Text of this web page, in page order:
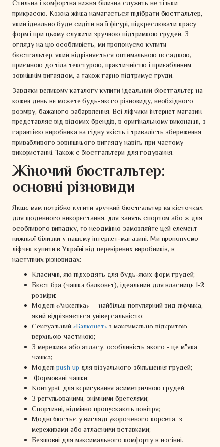
Стильна і комфортна нижня білизна служить не тільки
прикрасою. Кожна жінка намагається підібрати бюстгальтер,
який ідеально буде сидіти на її фігурі, підкреслювати красу
форм і при цьому служити зручною підтримкою грудей. З
огляду на цю особливість, ми пропонуємо купити
бюстгальтер, який відрізняється оптимальною посадкою,
приємною до тіла текстурою, практичністю і привабливим
зовнішнім виглядом, а також гарно підтримує груди.
Завдяки великому каталогу купити ідеальний бюстгальтер на
кожен день ви можете будь-якого різновиду, необхідного
розміру, бажаного забарвлення. Всі ліфчики інтернет магазин
представляє від відомих брендів, в оригінальному виконанні, з
гарантією виробника на гідну якість і тривалість збереження
привабливого зовнішнього вигляду навіть при частому
використанні. Також є бюстгальтери для годування.
Жіночий бюстгальтер:
основні різновиди
Якщо вам потрібно купити зручний бюстгальтер на кісточках
для щоденного використання, для занять спортом або ж для
особливого випадку, то неодмінно замовляйте цей елемент
нижньої білизни у нашому інтернет-магазині. Ми пропонуємо
ліфчик купити в Україні від перевірених виробників, в
наступних різновидах:
Класичні, які підходять для будь-яких форм грудей;
Бюст бра (чашка балконет), ідеальний для власниць 1-2
розміри;
Моделі «Анжеліка» — найбільш популярний вид ліфчика,
який відрізняється універсальністю;
Сексуальний «Балконет» з максимально відкритою
верхньою частиною;
З мережива або атласу, особливість якого - це м"яка
чашка;
Моделіpush up для візуального збільшення грудей;
Формовані чашки;
Контурні, для коригування асиметричною грудей;
З регульованими, знімними бретелями;
Спортивні, відмінно пропускають повітря;
Модні бюстьє у вигляді укороченого корсета, з
мереживами або атласними вставками;
Безшовні для максимального комфорту в носінні.